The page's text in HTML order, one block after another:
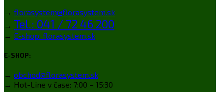
→ florasystem@florasystem.sk
→ Tel.: 041 / 72 46 200
→ E-shop: florasystem.sk
E-SHOP:
→ obchod@florasystem.sk
→ Hot-Line v čase: 7:00 – 15:30